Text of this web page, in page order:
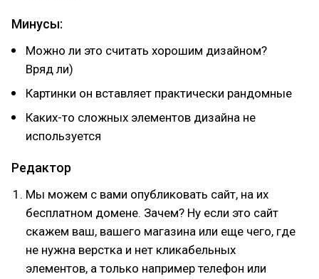
Минусы:
Можно ли это считать хорошим дизайном?
Вряд ли)
Картинки он вставляет практически рандомные
Каких-то сложных элементов дизайна не
используется
Редактор
Мы можем с вами опубликовать сайт, на их
бесплатном домене. Зачем? Ну если это сайт
скажем ваш, вашего магазина или еще чего, где
не нужна верстка и нет кликабельных
элементов, а только например телефон или